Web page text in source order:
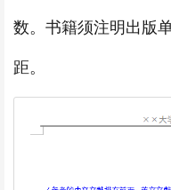
数。书籍须注明出版
距。